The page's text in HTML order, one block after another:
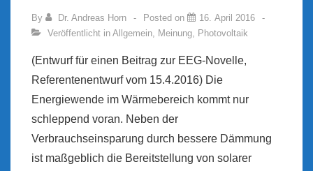
By Dr. Andreas Horn Posted on
16. April 2016
Veröffentlicht in Allgemein, Meinung, Photovoltaik
(Entwurf für einen Beitrag zur EEG-Novelle,
Referentenentwurf vom 15.4.2016) Die
Energiewende im Wärmebereich kommt nur
schleppend voran. Neben der
Verbrauchseinsparung durch bessere Dämmung
ist maßgeblich die Bereitstellung von solarer